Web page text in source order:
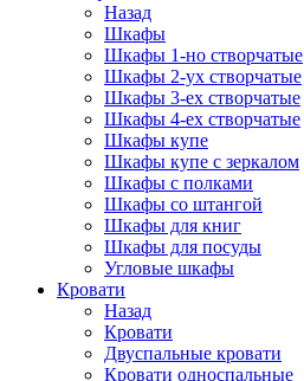
Назад
Шкафы
Шкафы 1-но створчатые
Шкафы 2-ух створчатые
Шкафы 3-ех створчатые
Шкафы 4-ех створчатые
Шкафы купе
Шкафы купе с зеркалом
Шкафы с полками
Шкафы со штангой
Шкафы для книг
Шкафы для посуды
Угловые шкафы
Кровати
Назад
Кровати
Двуспальные кровати
Кровати односпальные